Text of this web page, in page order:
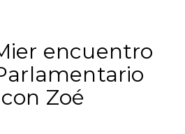
encuentro
Zoé